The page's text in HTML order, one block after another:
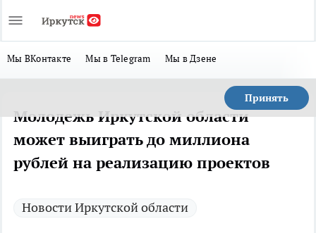
Мы ВКонтакте Мы в Telegram Мы в Дзене
Принять
Молодежь Иркутской области
может выиграть до миллиона
рублей на реализацию проектов
Новости Иркутской области